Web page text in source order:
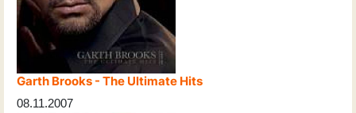
Garth Brooks - The Ultimate Hits
08.11.2007